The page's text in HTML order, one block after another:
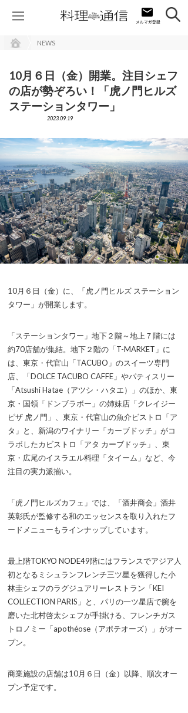
NEWS
10月６日（金）開業。注目シェフ
の店が勢ぞろい！「虎ノ門ヒルズ
ステーションタワー」
2023.09.19
10月６日（金）に、「虎ノ門ヒルズ ステーション
タワー」が開業します。
「ステーションタワー」地下２階～地上７階には
約70店舗が集結。地下２階の「T-MARKET」に
は、東京・代官山「TACUBO」のスイーツ専門
店、「DOLCE TACUBO CAFFE」やパティスリー
「Atsushi Hatae（アツシ・ハタエ）」のほか、東
京・国領「ドンブラボー」の姉妹店「クレイジー
ピザ 虎ノ門」、東京・代官山の魚介ビストロ「ア
タ」と、新潟のワイナリー「カーブドッチ」がコ
ラボしたカビストロ「アタ カーブドッチ」、東
京・広尾のイスラエル料理「タイーム」など、今
注目の実力派揃い。
「虎ノ門ヒルズカフェ」では、「酒井商会」酒井
英彰氏が監修する和のエッセンスを取り入れたフ
ードメニューもラインナップしています。
最上階TOKYO NODE49階にはフランスでアジア人
初となるミシュランフレンチ三ツ星を獲得した小
林圭シェフのラグジュアリーレストラン「KEI
COLLECTION PARIS」と、パリの一ツ星店で腕を
磨いた北村啓太シェフが手掛ける、フレンチガス
トロノミー「apothéose（アポテオーズ）」がオー
プン。
商業施設の店舗は10月６日（金）以降、順次オー
プン予定です。